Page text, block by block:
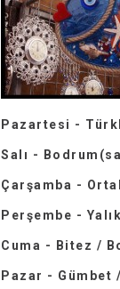
Pazartesi -
Salı -
Çarşamba -
Perşembe -
Cuma - Bitez /
Pazar - Gümbet